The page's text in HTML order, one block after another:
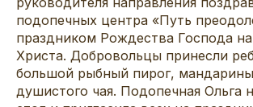
подопечных центра «Путь
праздником Рождества Господа
Христа. Добровольцы принесли
большой рыбный пирог,
душистого чая. Подопечная Ольга